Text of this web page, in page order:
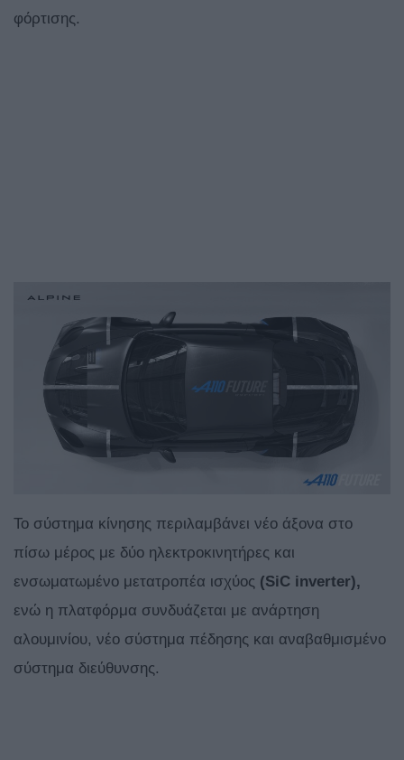
φόρτισης.
Το σύστημα κίνησης περιλαμβάνει νέο άξονα στο
πίσω μέρος με δύο ηλεκτροκινητήρες και
ενσωματωμένο μετατροπέα ισχύος (SiC inverter),
ενώ η πλατφόρμα συνδυάζεται με ανάρτηση
αλουμινίου, νέο σύστημα πέδησης και αναβαθμισμένο
σύστημα διεύθυνσης.